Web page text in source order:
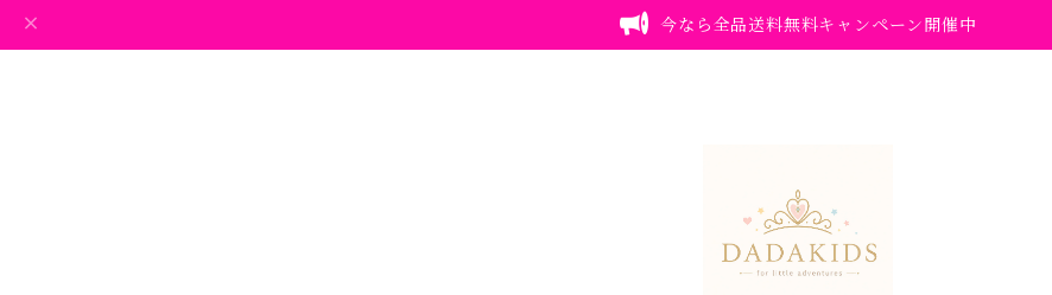
今なら全品送料無料キャンペーン開催中